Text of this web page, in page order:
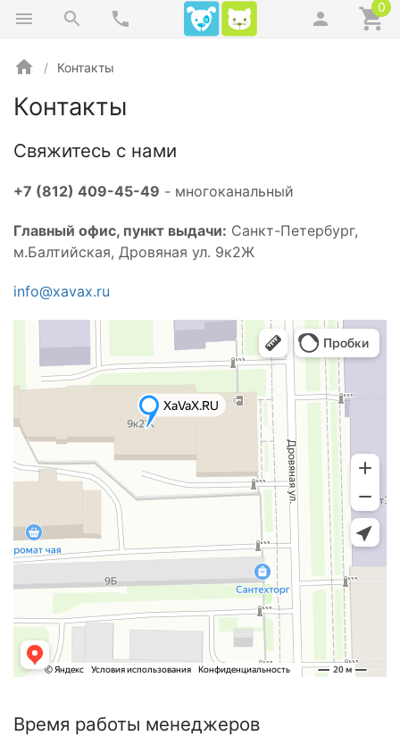
0
Контакты
Контакты
Свяжитесь с нами
+7 (812) 409-45-49 - многоканальный
Главный офис, пункт выдачи: Санкт-Петербург,
м.Балтийская, Дровяная ул. 9к2Ж
info@xavax.ru
Время работы менеджеров